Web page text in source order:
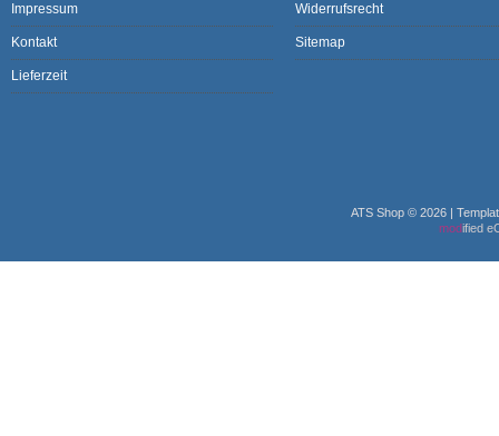
Impressum
Kontakt
Lieferzeit
Widerrufsrecht
Sitemap
ATS Shop © 2026 |
modified